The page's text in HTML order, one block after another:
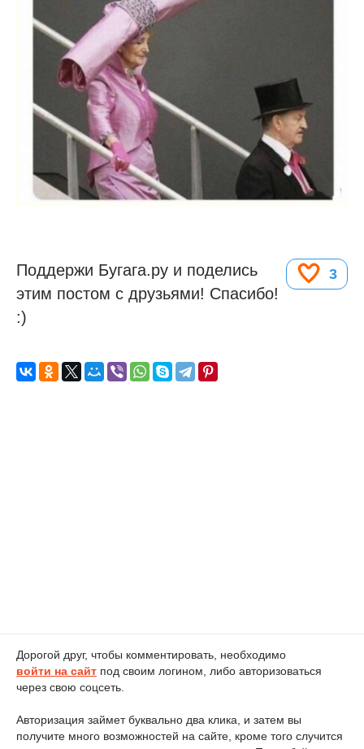
3
Поддержи Бугага.ру и поделись
этим постом с друзьями! Спасибо!
:)
Дорогой друг, чтобы комментировать, необходимо
войти на сайт под своим логином, либо авторизоваться
через свою соцсеть.
Авторизация займет буквально два клика, и затем вы
получите много возможностей на сайте, кроме того случится